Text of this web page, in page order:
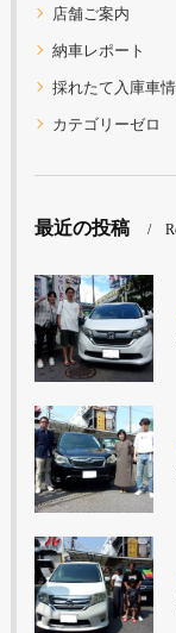
店舗ご案内
納車レポート
採れたて入庫車
カテゴリーゼロ
最近の投稿